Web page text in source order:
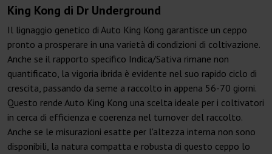
King Kong di Dr Underground
Il lignaggio genetico di Auto King Kong garantisce un ceppo
pronto a prosperare in una varietà di condizioni di coltivazione.
Anche se il rapporto specifico Indica/Sativa rimane non
quantificato, la vigoria ibrida è evidente nel suo rapido ciclo di
crescita, passando da seme a raccolto in appena 56-70 giorni.
Questo rende Auto King Kong una scelta ideale per i coltivatori
in cerca di efficienza e coerenza nel turnover del raccolto.
Anche se le misurazioni esatte per l'altezza interna non sono
disponibili, la natura compatta e robusta di questo ceppo lo